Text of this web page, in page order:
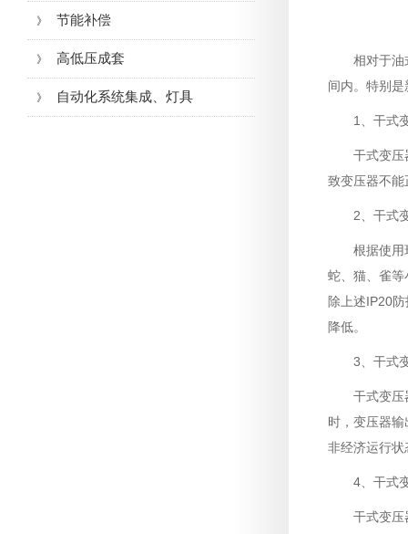
》 节能补偿
》 高低压成套
》 自动化系统集成、灯具
相对于油
间内。特别
1、干式
干式变压
致变压器不
2、干式
根据使用
蛇、猫、雀
除上述IP20
降低。
3、干式
干式变压
时，变压器
非经济运行
4、干式
干式变压